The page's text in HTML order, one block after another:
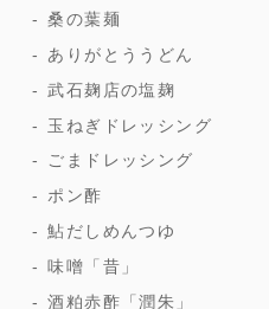
桑の葉麺
ありがとううどん
武石麹店の塩麹
玉ねぎドレッシング
ごまドレッシング
ポン酢
鮎だしめんつゆ
味噌「昔」
酒粕赤酢「潤朱」